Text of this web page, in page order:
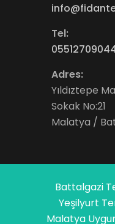
Tel:
Adres:
Yıldıztepe
Sokak No:21
Malatya /
Battalgazi
Yeşilyurt
Malatya